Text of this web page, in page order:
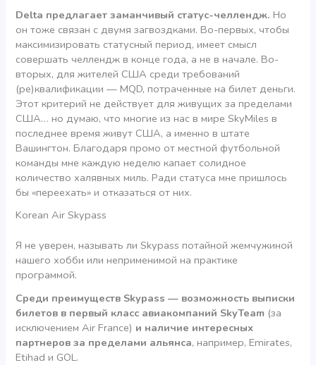
Delta предлагает заманчивый статус-челлендж. Но
он тоже связан с двумя загвоздками. Во-первых, чтобы
максимизировать статусный период, имеет смысл
совершать челлендж в конце года, а не в начале. Во-
вторых, для жителей США среди требований
(ре)квалификации — MQD, потраченные на билет деньги.
Этот критерий не действует для живущих за пределами
США… но думаю, что многие из нас в мире SkyMiles в
последнее время живут США, а именно в штате
Вашингтон. Благодаря промо от местной футбольной
команды мне каждую неделю капает солидное
количество халявных миль. Ради статуса мне пришлось
бы «переехать» и отказаться от них.
Korean Air Skypass
Я не уверен, называть ли Skypass потайной жемчужиной
нашего хобби или неприменимой на практике
программой.
Среди преимуществ Skypass — возможность выписки
билетов в первый класс авиакомпаний SkyTeam (за
исключением Air France) и наличие интересных
партнеров за пределами альянса, например, Emirates,
Etihad и GOL.